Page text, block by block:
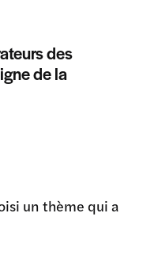
des
de la
un thème qui a